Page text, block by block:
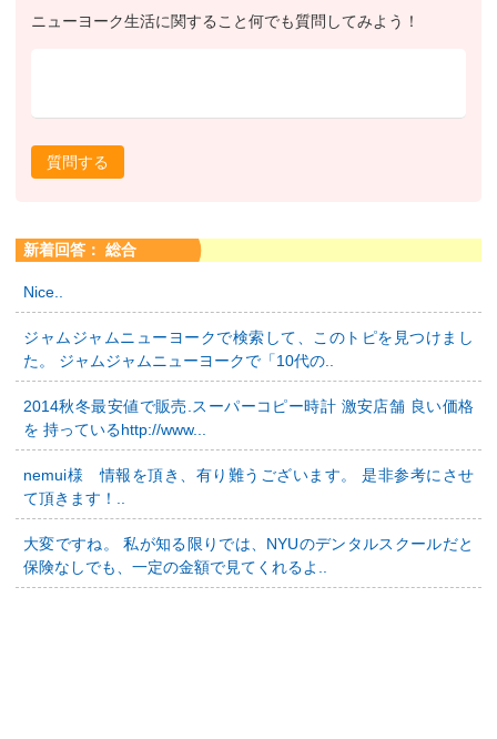
ニューヨーク生活に関すること何でも質問してみよう！
質問する
新着回答： 総合
Nice..
ジャムジャムニューヨークで検索して、このトピを見つけまし
た。 ジャムジャムニューヨークで「10代の..
2014秋冬最安値で販売.スーパーコピー時計 激安店舗 良い価格
を 持っているhttp://www...
nemui様 情報を頂き、有り難うございます。 是非参考にさせ
て頂きます！..
大変ですね。 私が知る限りでは、NYUのデンタルスクールだと
保険なしでも、一定の金額で見てくれるよ..